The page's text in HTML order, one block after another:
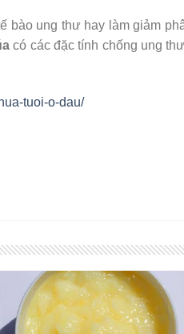
bào ung thư hay làm giảm
có các đặc tính chống ung
tuoi-o-dau/